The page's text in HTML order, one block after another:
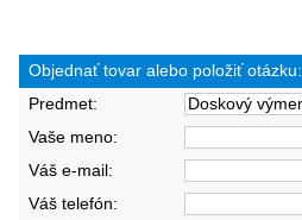
Objednať tovar alebo položiť otázku:
Predmet:
Vaše meno:
Váš e-mail:
Váš telefón: